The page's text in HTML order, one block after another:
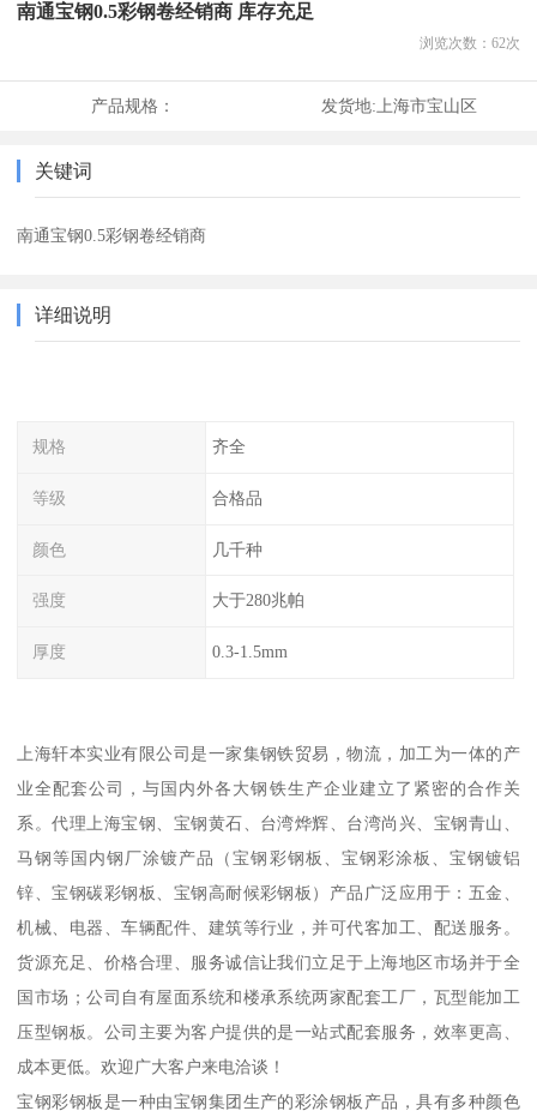
南通宝钢0.5彩钢卷经销商 库存充足
浏览次数： 62次
产品规格： 发货地: 上海市宝山区
关键词
南通宝钢0.5彩钢卷经销商
详细说明
规格 齐全
等级 合格品
颜色 几千种
强度 大于280兆帕
厚度 0.3-1.5mm
上海轩本实业有限公司是一家集钢铁贸易，物流，加工为一体的产
业全配套公司，与国内外各大钢铁生产企业建立了紧密的合作关
系。代理上海宝钢、宝钢黄石、台湾烨辉、台湾尚兴、宝钢青山、
马钢等国内钢厂涂镀产品（宝钢彩钢板、宝钢彩涂板、宝钢镀铝
锌、宝钢碳彩钢板、宝钢高耐候彩钢板）产品广泛应用于：五金、
机械、电器、车辆配件、建筑等行业，并可代客加工、配送服务。
货源充足、价格合理、服务诚信让我们立足于上海地区市场并于全
国市场；公司自有屋面系统和楼承系统两家配套工厂，瓦型能加工
压型钢板。公司主要为客户提供的是一站式配套服务，效率更高、
成本更低。欢迎广大客户来电洽谈！
宝钢彩钢板是一种由宝钢集团生产的彩涂钢板产品，具有多种颜色